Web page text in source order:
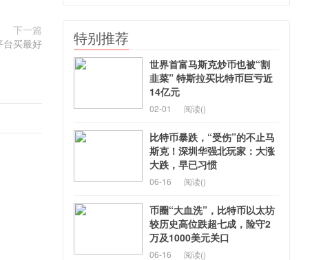
下一篇
台买最好
特别推荐
世界首富马斯克炒币也被“割
韭菜” 特斯拉买比特币巨亏近
14亿元
02-01 阅读()
比特币暴跌，“受伤”的不止马
斯克！深圳华强北玩家：大涨
大跌，早已习惯
06-16 阅读()
币圈“大血洗”，比特币以太坊
较历史高位跌超七成，险守2
万及1000美元关口
06-16 阅读()